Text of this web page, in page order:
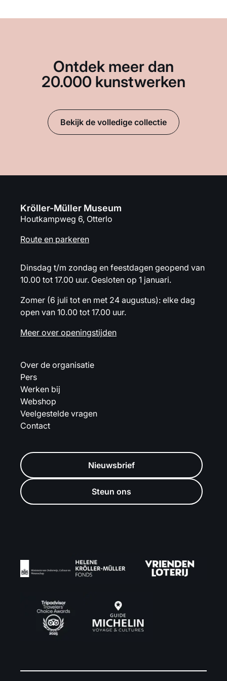
Ontdek meer dan
20.000 kunstwerken
Bekijk de volledige collectie
Kröller-Müller Museum
Houtkampweg 6, Otterlo
Route en parkeren
Dinsdag t/m zondag en feestdagen geopend van
10.00 tot 17.00 uur. Gesloten op 1 januari.
Zomer (6 juli tot en met 24 augustus): elke dag
open van 10.00 tot 17.00 uur.
Meer over openingstijden
Over de organisatie
Pers
Werken bij
Webshop
Veelgestelde vragen
Contact
Nieuwsbrief
Steun ons